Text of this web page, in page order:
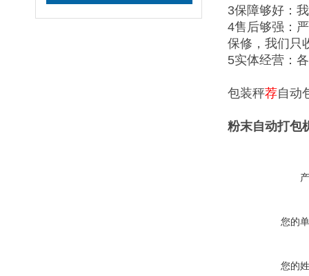
3保障够好：
4售后够强：
保修，我们只
5实体经营：
包装秤荐自动
粉末自动打包
您的
您的